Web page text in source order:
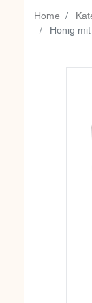
Home
Honig